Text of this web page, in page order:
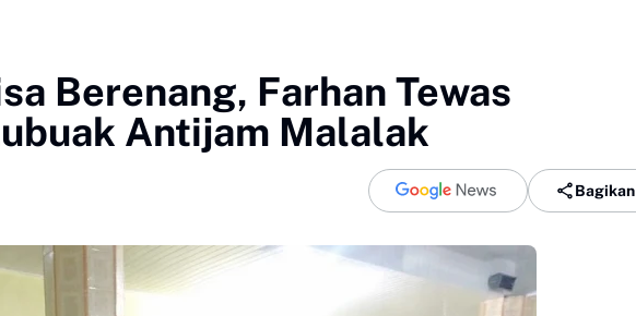
Berenang, Farhan Tewas
Antijam Malalak
Bagikan